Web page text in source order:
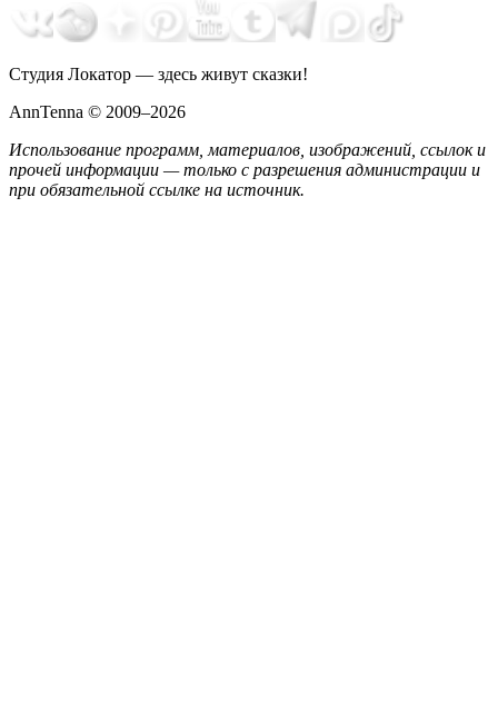
Студия Локатор — здесь живут сказки!
AnnTenna © 2009–2026
Использование программ, материалов, изображений, ссылок и
прочей информации — только с разрешения администрации и
при обязательной ссылке на источник.